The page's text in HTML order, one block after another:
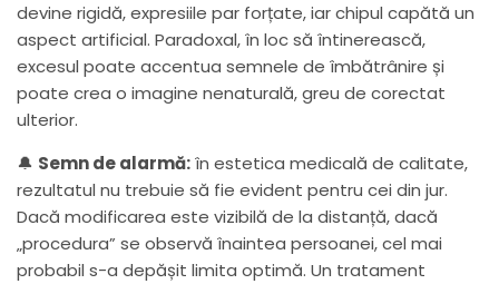
devine rigidă, expresiile par forțate, iar chipul capătă un
aspect artificial. Paradoxal, în loc să întinerească,
excesul poate accentua semnele de îmbătrânire și
poate crea o imagine nenaturală, greu de corectat
ulterior.
🔔 Semn de alarmă:în estetica medicală de calitate,
rezultatul nu trebuie să fie evident pentru cei din jur.
Dacă modificarea este vizibilă de la distanță, dacă
„procedura” se observă înaintea persoanei, cel mai
probabil s-a depășit limita optimă. Un tratament